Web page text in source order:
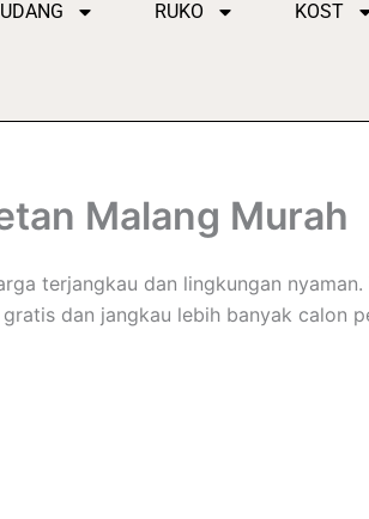
RUKO KOST
Malang Murah
terjangkau dan lingkungan
dan jangkau lebih banyak calon